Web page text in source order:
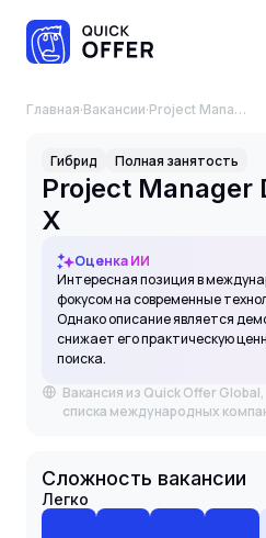
Главная·Вакансии· Project Manager Data Analysis X
Гибрид Полная занятость
Project Manager
X
Оценка ИИ
Интересная позиция в
фокусом на современные
Однако описание является
снижает его практическую
поиска.
Вакансия из Quick Offer Global,
списка международных
Сложность вакансии
Легко